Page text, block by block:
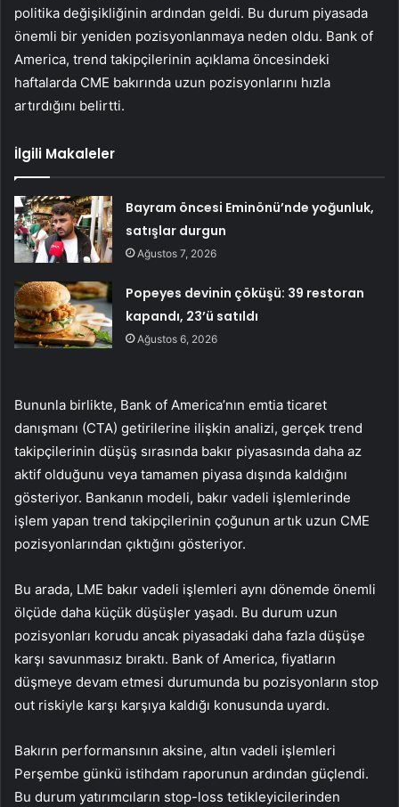
politika değişikliğinin ardından geldi. Bu durum piyasada
önemli bir yeniden pozisyonlanmaya neden oldu. Bank of
America, trend takipçilerinin açıklama öncesindeki
haftalarda CME bakırında uzun pozisyonlarını hızla
artırdığını belirtti.
İlgili Makaleler
Bayram öncesi Eminönü’nde yoğunluk,
satışlar durgun
Ağustos 7, 2026
Popeyes devinin çöküşü: 39 restoran
kapandı, 23’ü satıldı
Ağustos 6, 2026
Bununla birlikte, Bank of America’nın emtia ticaret
danışmanı (CTA) getirilerine ilişkin analizi, gerçek trend
takipçilerinin düşüş sırasında bakır piyasasında daha az
aktif olduğunu veya tamamen piyasa dışında kaldığını
gösteriyor. Bankanın modeli, bakır vadeli işlemlerinde
işlem yapan trend takipçilerinin çoğunun artık uzun CME
pozisyonlarından çıktığını gösteriyor.
Bu arada, LME bakır vadeli işlemleri aynı dönemde önemli
ölçüde daha küçük düşüşler yaşadı. Bu durum uzun
pozisyonları korudu ancak piyasadaki daha fazla düşüşe
karşı savunmasız bıraktı. Bank of America, fiyatların
düşmeye devam etmesi durumunda bu pozisyonların stop
out riskiyle karşı karşıya kaldığı konusunda uyardı.
Bakırın performansının aksine, altın vadeli işlemleri
Perşembe günkü istihdam raporunun ardından güçlendi.
Bu durum yatırımcıların stop-loss tetikleyicilerinden